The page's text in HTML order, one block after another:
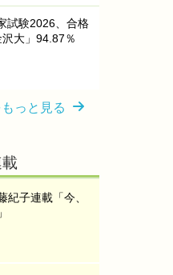
試験2026、合格
大」94.87％
っと見る
紀子連載「今、